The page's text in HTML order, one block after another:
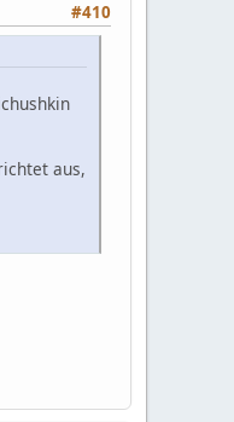
#410
aus,